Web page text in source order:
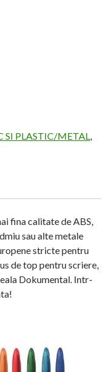
SI PLASTIC/METAL
fina calitate de ABS,
sau alte metale
stricte pentru
de top pentru scriere,
Dokumental. Intr-